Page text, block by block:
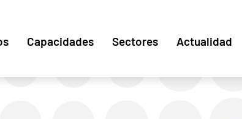
Capacidades Sectores Actualidad